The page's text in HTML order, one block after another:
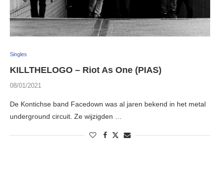
Singles
KILLTHELOGO – Riot As One (PIAS)
08/01/2021
De Kontichse band Facedown was al jaren bekend in het metal
underground circuit. Ze wijzigden …